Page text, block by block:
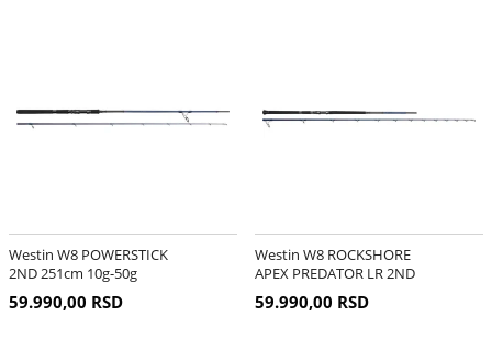
Westin W8 POWERSTICK
2ND 251cm 10g-50g
59.990,00 RSD
Westin W8 ROCKSHORE
APEX PREDATOR LR 2ND
295cm 60g-160g
59.990,00 RSD